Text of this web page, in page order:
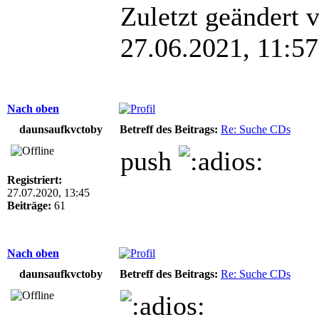
Zuletzt geändert
27.06.2021,
Nach oben
daunsaufkvctoby
Betreff des Beitrags: Re: Suche CDs
Registriert:
27.07.2020, 13:45
Beiträge: 61
push
Nach oben
daunsaufkvctoby
Betreff des Beitrags: Re: Suche CDs